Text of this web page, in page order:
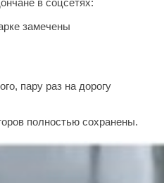
в соцсетях:
замечены
пару раз на дорогу
полностью сохранены.